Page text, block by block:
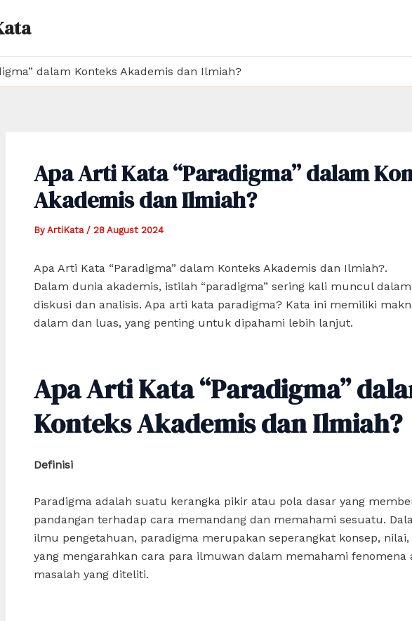
dalam Konteks Akademis dan Ilmiah?
Apa Arti Kata “Paradigma” dalam
Akademis dan Ilmiah?
By ArtiKata / 28 August 2024
Apa Arti Kata “Paradigma” dalam Konteks Akademis dan Ilmiah?.
Dalam dunia akademis, istilah “paradigma” sering kali muncul
diskusi dan analisis. Apa arti kata paradigma? Kata ini memiliki
dalam dan luas, yang penting untuk dipahami lebih lanjut.
Apa Arti Kata “Paradigma”
Konteks Akademis dan Ilmiah?
Definisi
Paradigma adalah suatu kerangka pikir atau pola dasar yang
pandangan terhadap cara memandang dan memahami sesuatu.
ilmu pengetahuan, paradigma merupakan seperangkat konsep,
yang mengarahkan cara para ilmuwan dalam memahami fenomena
masalah yang diteliti.